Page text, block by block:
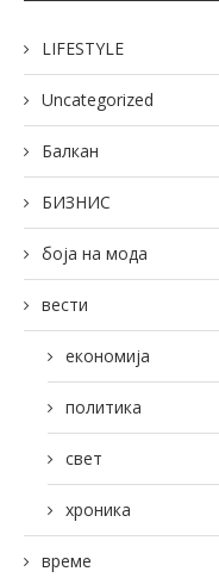
LIFESTYLE
Uncategorized
Балкан
БИЗНИС
боја на мода
вести
економија
политика
свет
хроника
време